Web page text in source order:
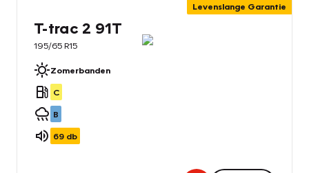
Levenslange Garantie
T-trac 2 91T
195/65 R15
Zomerbanden
C
B
69 db